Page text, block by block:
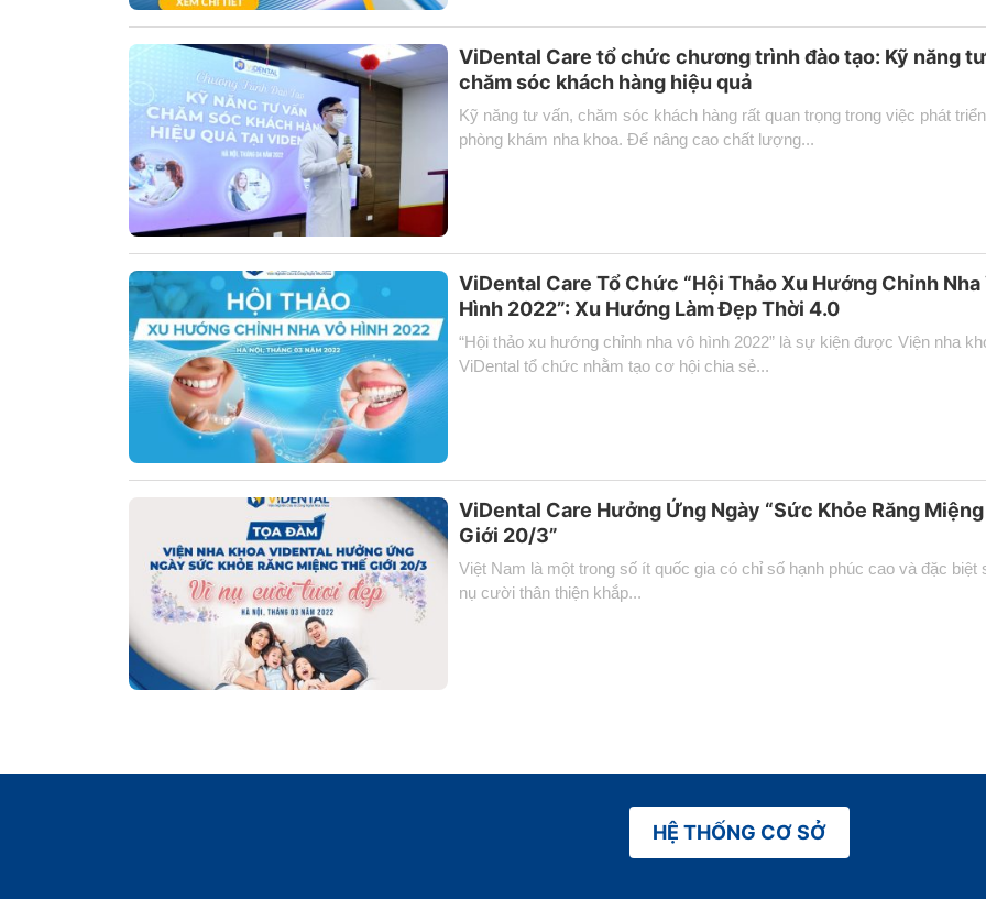
ViDental Care tổ chức chương trình đào tạo: Kỹ năng
chăm sóc khách hàng hiệu quả
Kỹ năng tư vấn, chăm sóc khách hàng rất quan trọng trong việc phát
phòng khám nha khoa. Để nâng cao chất lượng...
ViDental Care Tổ Chức “Hội Thảo Xu Hướng Chỉnh Nha
Hình 2022”: Xu Hướng Làm Đẹp Thời 4.0
“Hội thảo xu hướng chỉnh nha vô hình 2022” là sự kiện được Viện nha
ViDental tổ chức nhằm tạo cơ hội chia sẻ...
ViDental Care Hưởng Ứng Ngày “Sức Khỏe Răng
Giới 20/3”
Việt Nam là một trong số ít quốc gia có chỉ số hạnh phúc cao và đặc biệt
nụ cười thân thiện khắp...
HỆ THỐNG CƠ SỞ